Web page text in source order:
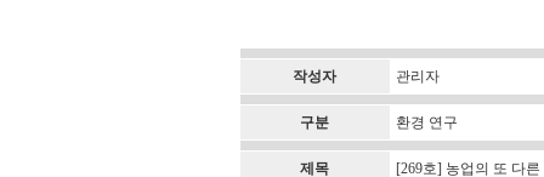
작성자 관리자
구분 환경 연구
제목 [269호] 농업의 또 다